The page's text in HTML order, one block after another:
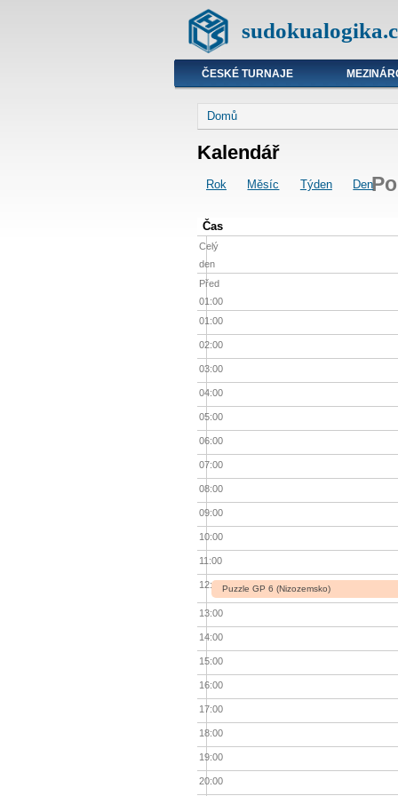
ČESKÉ TURNAJE
Domů
Kalendář
Rok Měsíc Týden Den
Čas
Celý
den
Před
01:00
01:00
02:00
03:00
04:00
05:00
06:00
07:00
08:00
09:00
10:00
11:00
12:00Puzzle GP 6 (Nizozemsko)
13:00
14:00
15:00
16:00
17:00
18:00
19:00
20:00